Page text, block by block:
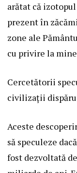
arătat că
prezent în
zone ale
cu privire la
Cercetătorii
civilizații
Aceste
să speculeze
fost dezvoltată